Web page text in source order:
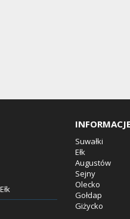
INFORMACJE
Suwałki
Ełk
Augustów
Sejny
Olecko
Gołdap
Giżycko